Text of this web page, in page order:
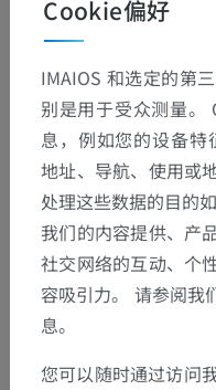
解剖层次
人体解剖学2
Cookie偏好
IMAIOS 和选定的第
别是用于受众测量。
息，例如您的设备
地址、导航、使用或
处理这些数据的目的
我们的内容提供、产
社交网络的互动、个
容吸引力。 请参阅我
息。
您可以随时通过访问